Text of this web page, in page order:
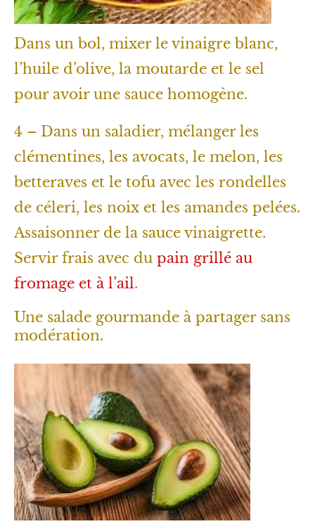
Dans un bol, mixer le vinaigre blanc,
l’huile d’olive, la moutarde et le sel
pour avoir une sauce homogène.
4 – Dans un saladier, mélanger les
clémentines, les avocats, le melon, les
betteraves et le tofu avec les rondelles
de céleri, les noix et les amandes pelées.
Assaisonner de la sauce vinaigrette.
Servir frais avec du pain grillé au
fromage et à l’ail.
Une salade gourmande à partager sans
modération.